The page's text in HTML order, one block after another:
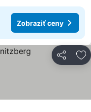
Zobraziť ceny
Zdieľať